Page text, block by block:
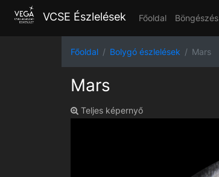
VCSE Észlelések Főoldal Böngészés
Főoldal Bolygó észlelések Mars
Mars
Teljes képernyő